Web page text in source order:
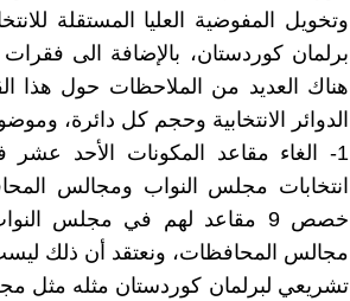
وتخويل المفوضية العليا المستقلة
برلمان كوردستان، بالإضافة الى
هناك العديد من الملاحظات حول هذا
الدوائر الانتخابية وحجم كل دائرة،
1- الغاء مقاعد المكونات الأحد
مجالس المحافظات، ونعتقد أن ذلك